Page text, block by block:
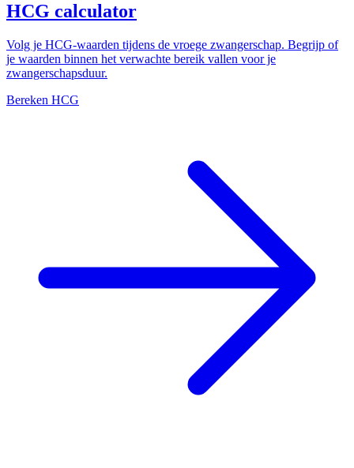
HCG calculator
Volg je HCG-waarden tijdens de vroege zwangerschap. Begrijp of
je waarden binnen het verwachte bereik vallen voor je
zwangerschapsduur.
Bereken HCG